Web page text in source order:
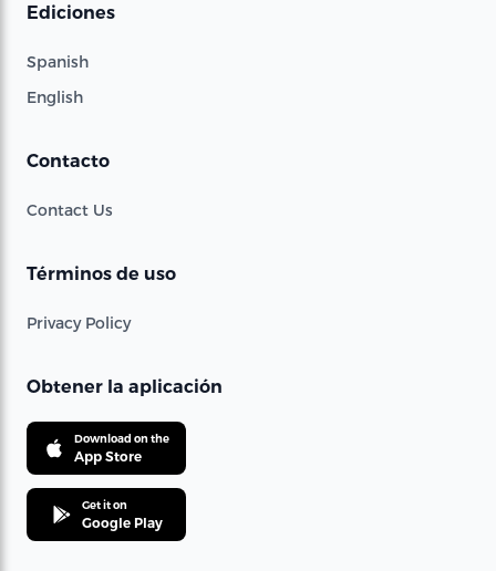
Ediciones
Spanish
English
Contacto
Contact Us
Términos de uso
Privacy Policy
Obtener la aplicación
Download on the
App Store
Get it on
Google Play